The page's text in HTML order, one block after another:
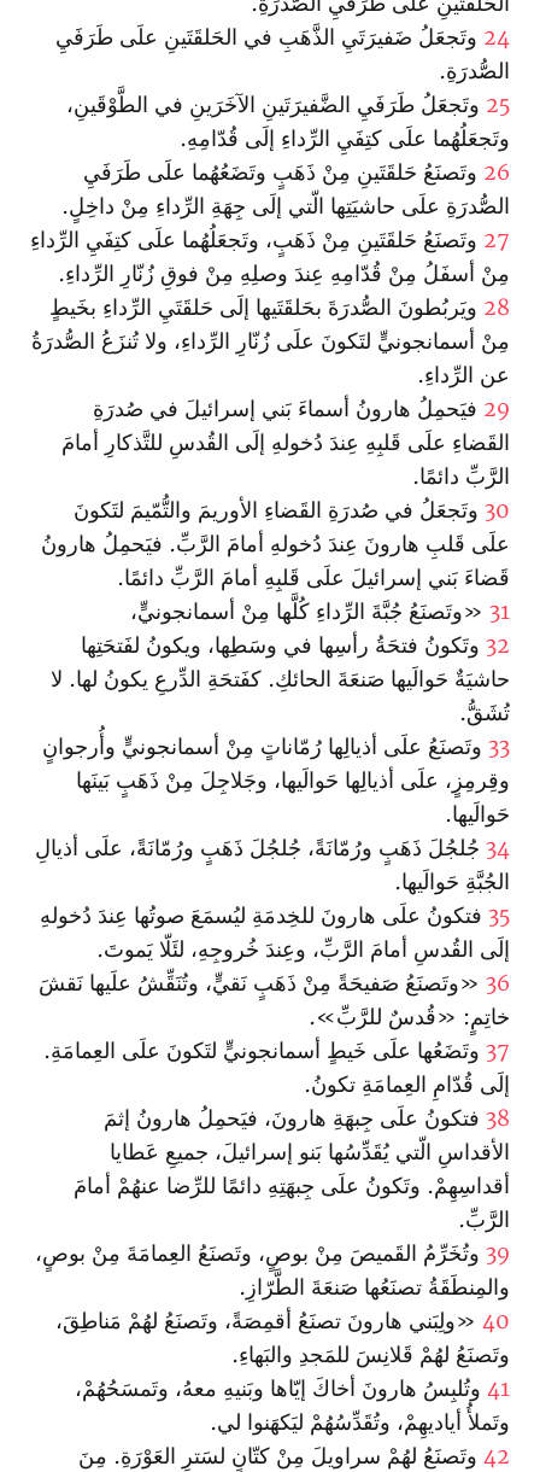
24 وتَجعَلُ ضَفيرَتَيِ الذَّهَبِ في الحَلقَتَينِ علَى طَرَفَيِ
الصُّدرَةِ.
25 وتَجعَلُ طَرَفَيِ الضَّفيرَتَينِ الآخَرَينِ في الطَّوْقَينِ،
وتَجعَلُهُما علَى كتِفَيِ الرِّداءِ إلَى قُدّامِهِ.
26 وتَصنَعُ حَلقَتَينِ مِنْ ذَهَبٍ وتَضَعُهُما علَى طَرَفَيِ
الصُّدرَةِ علَى حاشيَتِها الّتي إلَى جِهَةِ الرِّداءِ مِنْ داخِلٍ.
27 وتَصنَعُ حَلقَتَينِ مِنْ ذَهَبٍ، وتَجعَلُهُما علَى كتِفَيِ الرِّداءِ
مِنْ أسفَلُ مِنْ قُدّامِهِ عِندَ وصلِهِ مِنْ فوقِ زُنّارِ الرِّداءِ.
28 ويَربُطونَ الصُّدرَةَ بحَلقَتَيها إلَى حَلقَتَيِ الرِّداءِ بخَيطٍ
مِنْ أسمانجونيٍّ لتَكونَ علَى زُنّارِ الرِّداءِ، ولا تُنزَعُ الصُّدرَةُ
عن الرِّداءِ.
29 فيَحمِلُ هارونُ أسماءَ بَني إسرائيلَ في صُدرَةِ
القَضاءِ علَى قَلبِهِ عِندَ دُخولهِ إلَى القُدسِ للتَّذكارِ أمامَ
الرَّبِّ دائمًا.
30 وتَجعَلُ في صُدرَةِ القَضاءِ الأوريمَ والتُّمّيمَ لتَكونَ
علَى قَلبِ هارونَ عِندَ دُخولهِ أمامَ الرَّبِّ. فيَحمِلُ هارونُ
قَضاءَ بَني إسرائيلَ علَى قَلبِهِ أمامَ الرَّبِّ دائمًا.
31 «وتَصنَعُ جُبَّةَ الرِّداءِ كُلَّها مِنْ أسمانجونيٍّ،
32 وتَكونُ فتحَةُ رأسِها في وسَطِها، ويكونُ لفَتحَتِها
حاشيَةٌ حَوالَيها صَنعَةَ الحائكِ. كفَتحَةِ الدِّرعِ يكونُ لها. لا
تُشَقُّ.
33 وتَصنَعُ علَى أذيالِها رُمّاناتٍ مِنْ أسمانجونيٍّ وأُرجوانٍ
وقِرمِزٍ، علَى أذيالِها حَوالَيها، وجَلاجِلَ مِنْ ذَهَبٍ بَينَها
حَوالَيها.
34 جُلجُلَ ذَهَبٍ ورُمّانَةً، جُلجُلَ ذَهَبٍ ورُمّانَةً، علَى أذيالِ
الجُبَّةِ حَوالَيها.
35 فتكونُ علَى هارونَ للخِدمَةِ ليُسمَعَ صوتُها عِندَ دُخولهِ
إلَى القُدسِ أمامَ الرَّبِّ، وعِندَ خُروجِهِ، لئَلّا يَموتَ.
36 «وتَصنَعُ صَفيحَةً مِنْ ذَهَبٍ نَقيٍّ، وتُنَقِّشُ علَيها نَقشَ
خاتِمٍ: «قُدسٌ للرَّبِّ».
37 وتَضَعُها علَى خَيطٍ أسمانجونيٍّ لتَكونَ علَى العِمامَةِ.
إلَى قُدّامِ العِمامَةِ تكونُ.
38 فتكونُ علَى جِبهَةِ هارونَ، فيَحمِلُ هارونُ إثمَ
الأقداسِ الّتي يُقَدِّسُها بَنو إسرائيلَ، جميعِ عَطايا
أقداسِهِمْ. وتَكونُ علَى جِبهَتِهِ دائمًا للرِّضا عنهُمْ أمامَ
الرَّبِّ.
39 وتُخَرِّمُ القَميصَ مِنْ بوصٍ، وتَصنَعُ العِمامَةَ مِنْ بوصٍ،
والمِنطَقَةُ تصنَعُها صَنعَةَ الطَّرّازِ.
40 «ولِبَني هارونَ تصنَعُ أقمِصَةً، وتَصنَعُ لهُمْ مَناطِقَ،
وتَصنَعُ لهُمْ قَلانِسَ للمَجدِ والبَهاءِ.
41 وتُلبِسُ هارونَ أخاكَ إيّاها وبَنيهِ معهُ، وتَمسَحُهُمْ،
وتَملأُ أياديهِمْ، وتُقَدِّسُهُمْ ليَكهَنوا لي.
42 وتَصنَعُ لهُمْ سراويلَ مِنْ كتّانٍ لسَترِ العَوْرَةِ. مِنَ